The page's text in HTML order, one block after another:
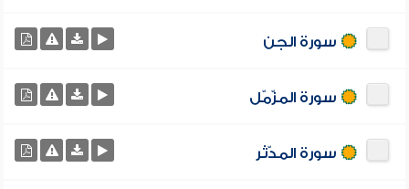
سورة الجن
سورة المزّمّل
سورة المدّثر